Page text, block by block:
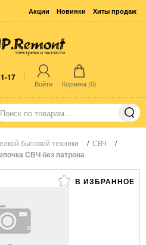
Акции Новинки Хиты продаж
17
Войти Корзина (0)
бытовой техники / СВЧ
/
СВЧ без патрона
В ИЗБРАННОЕ